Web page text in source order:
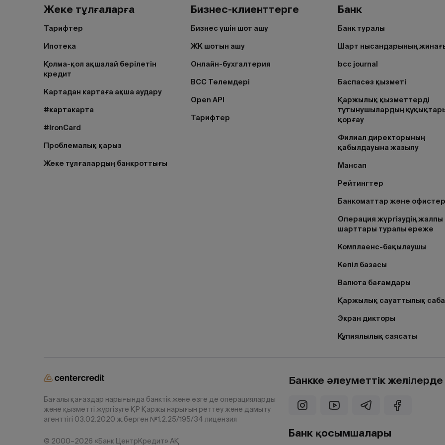
Жеке тұлғаларға
Тарифтер
Ипотека
Қолма-қол ақшалай берілетін
кредит
Картадан картаға ақша аудару
#картакарта
#IronCard
Проблемалық қарыз
Жеке тұлғалардың банкроттығы
Бизнес-клиенттерге
Бизнес үшін шот ашу
ЖК шотын ашу
Онлайн-бухгалтерия
BCC Төлемдері
Open API
Тарифтер
Банк
Банк туралы
Шарт нысандарының
bcc journal
Баспасөз қызметі
Қаржылық қызметтерді
тұтынушылардың
қорғау
Филиал директорының
қабылдауына жазылу
Мансап
Рейтингтер
Банкоматтар және офистер
Операция жүргізудің жалпы
шарттары туралы ереже
Комплаенс-бақылаушы
Кепіл базасы
Валюта бағамдары
Қаржылық сауаттылық
Экран дикторы
Құпиялылық саясаты
Банкке әлеуметтік
Банк қосымшалары
Бағалы қағаздар нарығында банктік және өзге де операцияларды
және қызметті жүргізуге ҚР Қаржы нарығын реттеу және дамыту
агенттігі 03.02.2020 ж.берген №1.2.25/195/34 лицензия
© 2000–2026 «Банк ЦентрКредит» АҚ